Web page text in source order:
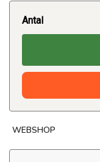
Antal
WEBSHOP